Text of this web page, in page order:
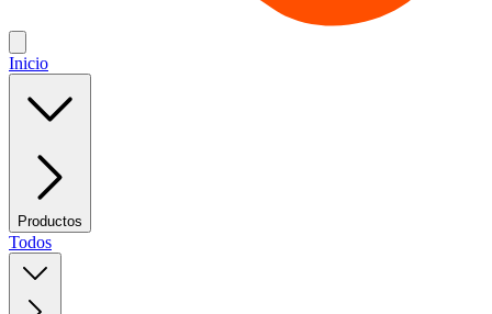
Inicio
Productos
Todos